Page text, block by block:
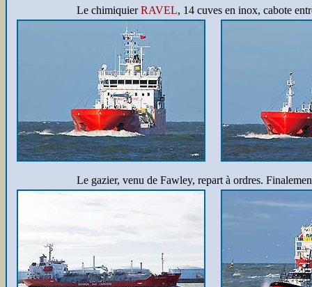
Le chimiquierRAVEL, 14 cuves en inox, cabote
Le gazier, venu de Fawley, repart à ordres.